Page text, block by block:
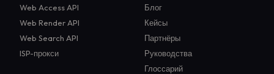
Web Access API
Web Render API
Web Search API
ISP-прокси
Блог
Кейсы
Партнёры
Руководства
Глоссарий